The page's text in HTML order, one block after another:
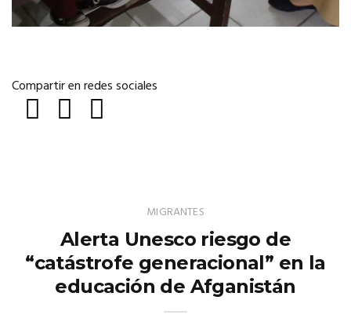
Compartir en redes sociales
MIGRANTES
Alerta Unesco riesgo de
“catástrofe generacional” en la
educación de Afganistán